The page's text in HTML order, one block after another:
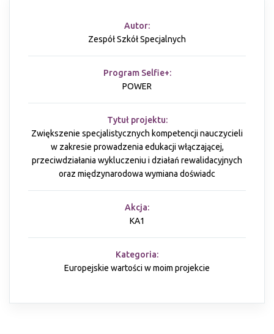
Autor:
Zespół Szkół Specjalnych
Program Selfie+:
POWER
Tytuł projektu:
Zwiększenie specjalistycznych kompetencji nauczycieli
w zakresie prowadzenia edukacji włączającej,
przeciwdziałania wykluczeniu i działań rewalidacyjnych
oraz międzynarodowa wymiana doświadc
Akcja:
KA1
Kategoria:
Europejskie wartości w moim projekcie